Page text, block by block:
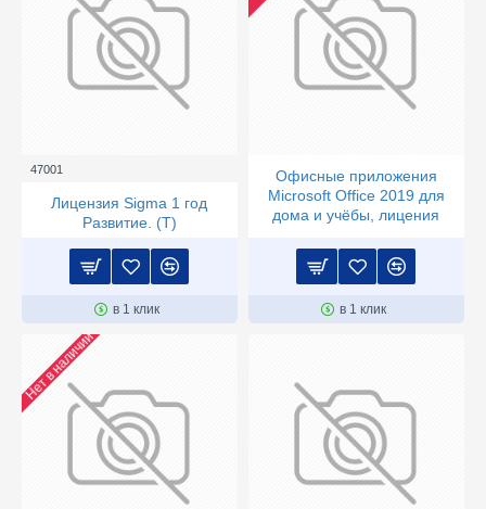
47001
Лицензия Sigma 1 год
Развитие. (Т)
в 1 клик
Офисные приложения
Microsoft Office 2019 для
дома и учёбы, лицения
в 1 клик
Нет в наличии